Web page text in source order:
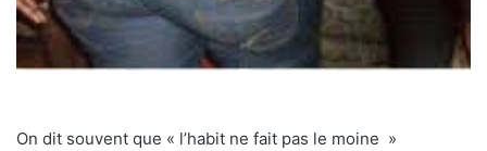
On dit souvent que « l’habit ne fait pas le moine »